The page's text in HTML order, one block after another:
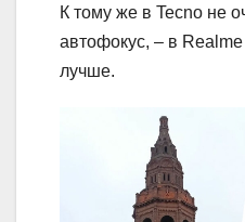
К тому же в Tecno не
автофокус, – в
лучше.